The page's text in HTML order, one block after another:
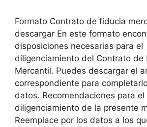
Formato Contrato de fiducia
descargar En este formato
disposiciones necesarias para el
diligenciamiento del Contrato de
Mercantil. Puedes descargar el
correspondiente para
datos. Recomendaciones para el
diligenciamiento de la presente
Reemplace por los datos a los